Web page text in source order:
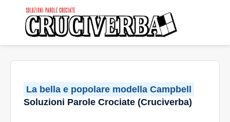
La bella e popolare modella Campbell
Soluzioni Parole Crociate (Cruciverba)